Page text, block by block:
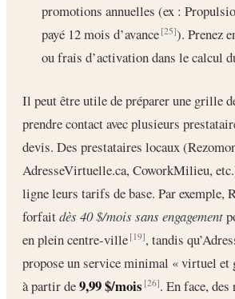
promotions annuelles (ex :
payé 12 mois d’avance[25]). Prenez
ou frais d’activation dans le calcul
Il peut être utile de préparer une grille
prendre contact avec plusieurs
devis. Des prestataires locaux
AdresseVirtuelle.ca, CoworkMilieu,
ligne leurs tarifs de base. Par exemple,
forfaitdès 40 $/mois sans engagement
en plein centre-ville[19], tandis
propose un service minimal « virtuel et
à partir de9,99 $/mois [26]. En face, des